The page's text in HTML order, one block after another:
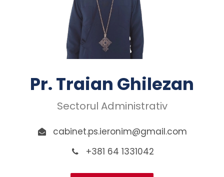
Pr. Traian Ghilezan
Sectorul Administrativ
cabinet.ps.ieronim@gmail.com
+381 64 1331042